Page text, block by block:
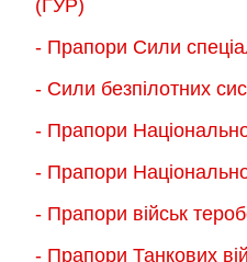
(ГУР)
- Прапори Сили
- Сили безпілотних
- Прапори
- Прапори
- Прапори військ
- Прапори Танкових